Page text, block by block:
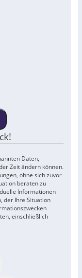
Daten,
Zeit ändern können.
ohne sich zuvor
beraten zu
Informationen
der Ihre Situation
einschließlich